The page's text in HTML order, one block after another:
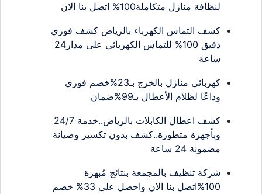
لنظافة منازل متكاملة100% اتصل بنا الان
كشف التماس الكهرباء بالرياض كشف فوري
دقيق 100% للتماس الكهربائي على مدار24
ساعة
كهربائي منازل بالخرج بـ23%خصم فوري
وداعًا لظلام الأعطال بـ99%ضمان
كشف اعطال الكابلات بالرياض..خدمة 24/7
وبأجهزة متطورة..كشف بدون تكسير وصيانة
مضمونة 24 ساعة
شركة تنظيف بالمجمعة بنتائج مُبهرة
100%اتصل بنا الان واحصل على 33% خصم